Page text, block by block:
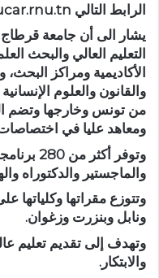
الرابط التالي httpss://auth-diplome.ucar.rnu.tn⁠
التعليم العالي والبحث
الأكاديمية ومراكز
والقانون والعلوم
من تونس وخارجها وتضم
ومعاهد عليا في
وتوفر
والماجستير والدكتوراه
وتتوزع مقراتها
ونابل وبنزرت وزغوان.
وتهدف إلى تقديم تعليم
والابتكار.